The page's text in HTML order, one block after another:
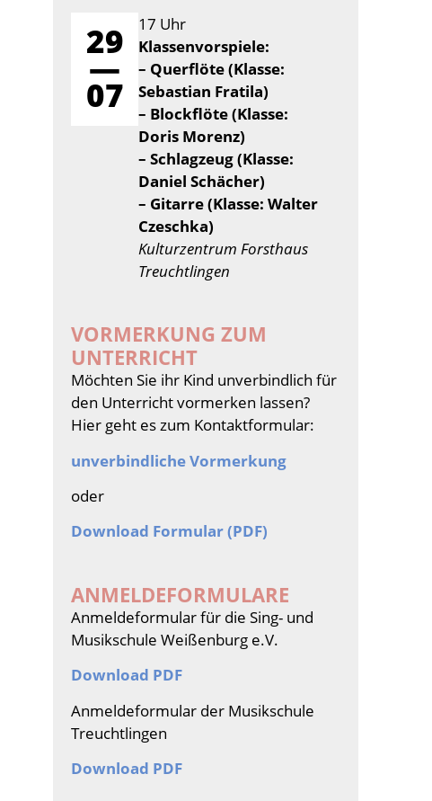
29
—
07
17 Uhr
Klassenvorspiele:
– Querflöte (Klasse:
Sebastian Fratila)
– Blockflöte (Klasse:
Doris Morenz)
– Schlagzeug (Klasse:
Daniel Schächer)
– Gitarre (Klasse: Walter
Czeschka)
Kulturzentrum Forsthaus
Treuchtlingen
VORMERKUNG ZUM
UNTERRICHT
Möchten Sie ihr Kind unverbindlich für
den Unterricht vormerken lassen?
Hier geht es zum Kontaktformular:
unverbindliche Vormerkung
oder
Download Formular (PDF)
ANMELDEFORMULARE
Anmeldeformular für die Sing- und
Musikschule Weißenburg e.V.
Download PDF
Anmeldeformular der Musikschule
Treuchtlingen
Download PDF